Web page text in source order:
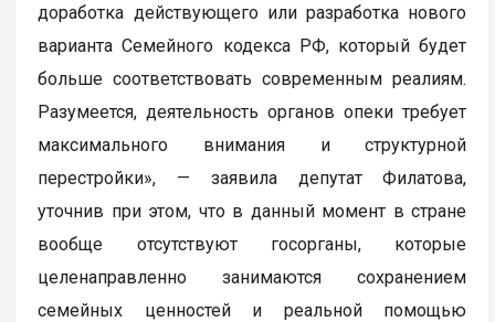
доработка действующего или разработка нового
варианта Семейного кодекса РФ, который будет
больше соответствовать современным реалиям.
Разумеется, деятельность органов опеки требует
максимального внимания и структурной
перестройки», — заявила депутат Филатова,
уточнив при этом, что в данный момент в стране
вообще отсутствуют госорганы, которые
целенаправленно занимаются сохранением
семейных ценностей и реальной помощью